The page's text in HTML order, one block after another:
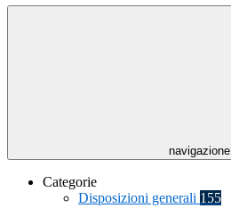
navigazione
Categorie
Disposizioni generali 155